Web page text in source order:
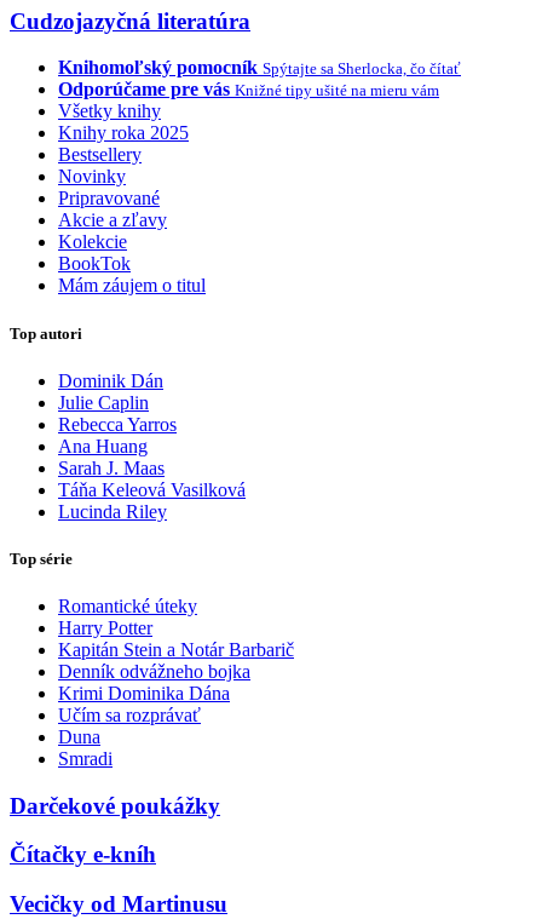
Cudzojazyčná literatúra
Knihomoľský pomocník Spýtajte sa Sherlocka, čo čítať
Odporúčame pre vás Knižné tipy ušité na mieru vám
Všetky knihy
Knihy roka 2025
Bestsellery
Novinky
Pripravované
Akcie a zľavy
Kolekcie
BookTok
Mám záujem o titul
Top autori
Dominik Dán
Julie Caplin
Rebecca Yarros
Ana Huang
Sarah J. Maas
Táňa Keleová Vasilková
Lucinda Riley
Top série
Romantické úteky
Harry Potter
Kapitán Stein a Notár Barbarič
Denník odvážneho bojka
Krimi Dominika Dána
Učím sa rozprávať
Duna
Smradi
Darčekové poukážky
Čítačky e-kníh
Vecičky od Martinusu